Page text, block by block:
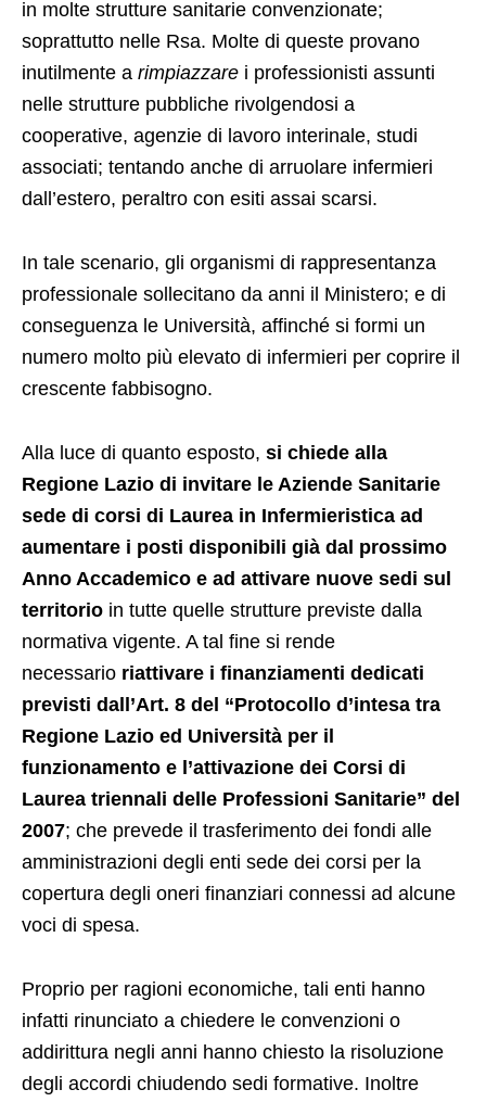
in molte strutture sanitarie convenzionate;
soprattutto nelle Rsa. Molte di queste provano
inutilmente a rimpiazzare i professionisti assunti
nelle strutture pubbliche rivolgendosi a
cooperative, agenzie di lavoro interinale, studi
associati; tentando anche di arruolare infermieri
dall’estero, peraltro con esiti assai scarsi.
In tale scenario, gli organismi di rappresentanza
professionale sollecitano da anni il Ministero; e di
conseguenza le Università, affinché si formi un
numero molto più elevato di infermieri per coprire il
crescente fabbisogno.
Alla luce di quanto esposto, si chiede alla
Regione Lazio di invitare le Aziende Sanitarie
sede di corsi di Laurea in Infermieristica ad
aumentare i posti disponibili già dal prossimo
Anno Accademico e ad attivare nuove sedi sul
territorio in tutte quelle strutture previste dalla
normativa vigente. A tal fine si rende
necessario riattivare i finanziamenti dedicati
previsti dall’Art. 8 del “Protocollo d’intesa tra
Regione Lazio ed Università per il
funzionamento e l’attivazione dei Corsi di
Laurea triennali delle Professioni Sanitarie” del
2007; che prevede il trasferimento dei fondi alle
amministrazioni degli enti sede dei corsi per la
copertura degli oneri finanziari connessi ad alcune
voci di spesa.
Proprio per ragioni economiche, tali enti hanno
infatti rinunciato a chiedere le convenzioni o
addirittura negli anni hanno chiesto la risoluzione
degli accordi chiudendo sedi formative. Inoltre